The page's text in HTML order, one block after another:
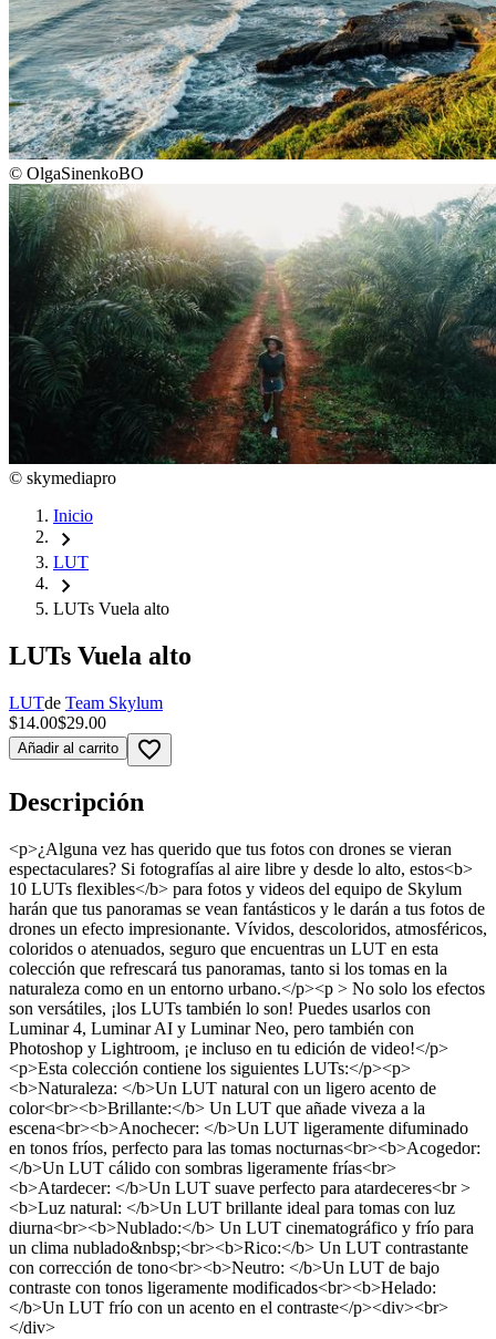
© OlgaSinenkoBO
© skymediapro
Inicio
chevron_right
LUT
chevron_right
LUTs Vuela alto
LUTs Vuela alto
LUTde Team Skylum
$14.00$29.00
Añadir al carrito favorite_border
Descripción
<p>¿Alguna vez has querido que tus fotos con drones se vieran
espectaculares? Si fotografías al aire libre y desde lo alto, estos<b>
10 LUTs flexibles</b> para fotos y videos del equipo de Skylum
harán que tus panoramas se vean fantásticos y le darán a tus fotos de
drones un efecto impresionante. Vívidos, descoloridos, atmosféricos,
coloridos o atenuados, seguro que encuentras un LUT en esta
colección que refrescará tus panoramas, tanto si los tomas en la
naturaleza como en un entorno urbano.</p><p > No solo los efectos
son versátiles, ¡los LUTs también lo son! Puedes usarlos con
Luminar 4, Luminar AI y Luminar Neo, pero también con
Photoshop y Lightroom, ¡e incluso en tu edición de video!</p>
<p>Esta colección contiene los siguientes LUTs:</p><p>
<b>Naturaleza: </b>Un LUT natural con un ligero acento de
color<br><b>Brillante:</b> Un LUT que añade viveza a la
escena<br><b>Anochecer: </b>Un LUT ligeramente difuminado
en tonos fríos, perfecto para las tomas nocturnas<br><b>Acogedor:
</b>Un LUT cálido con sombras ligeramente frías<br>
<b>Atardecer: </b>Un LUT suave perfecto para atardeceres<br >
<b>Luz natural: </b>Un LUT brillante ideal para tomas con luz
diurna<br><b>Nublado:</b> Un LUT cinematográfico y frío para
un clima nublado&nbsp;<br><b>Rico:</b> Un LUT contrastante
con corrección de tono<br><b>Neutro: </b>Un LUT de bajo
contraste con tonos ligeramente modificados<br><b>Helado:
</b>Un LUT frío con un acento en el contraste</p><div><br>
</div>